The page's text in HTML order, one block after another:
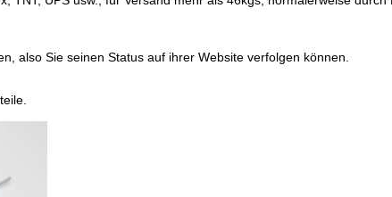
also Sie seinen Status auf ihrer Website verfolgen können.